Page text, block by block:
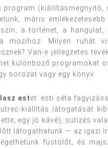
(kiállításmegnyitó,
máris
a történet, a hangulat,
mozihoz. Milyen ruhát
Van-e jellegzetes
különböző programokat
sorozat vagy egy könyv.
estet: esti séta
kiállítás látogatását
egy jó kávé), sütizés
látogathatunk — az igazi
füstölőt, és